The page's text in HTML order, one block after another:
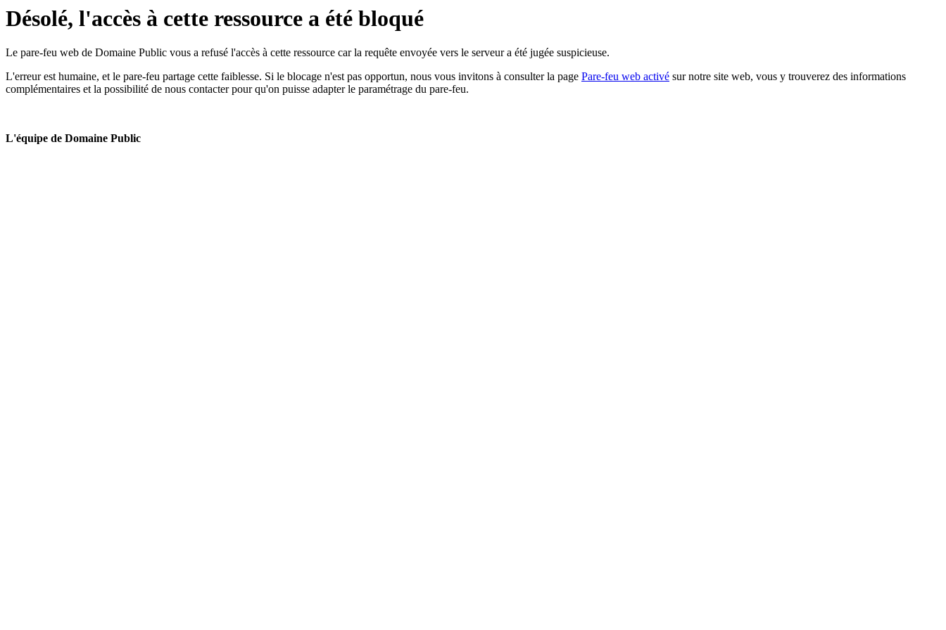
Désolé, l'accès à cette ressource a été bloqué
Le pare-feu web de Domaine Public vous a refusé l'accès à cette ressource car la requête envoyée vers le serveur a été jugée suspicieuse.
L'erreur est humaine, et le pare-feu partage cette faiblesse. Si le blocage n'est pas opportun, nous vous invitons à consulter la page Pare-feu web activé sur notre site web, vous y trouverez des informations
complémentaires et la possibilité de nous contacter pour qu'on puisse adapter le paramétrage du pare-feu.
L'équipe de Domaine Public